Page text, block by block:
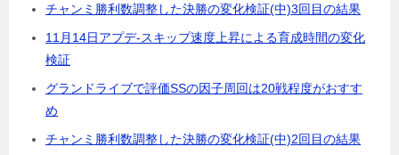
チャンミ勝利数調整した決勝の変化検証(中)3回目の結果
11月14日アプデ-スキップ速度上昇による育成時間の変化
検証
グランドライブで評価SSの因子周回は20戦程度がおすす
め
チャンミ勝利数調整した決勝の変化検証(中)2回目の結果